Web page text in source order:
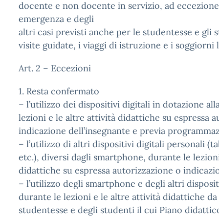
docente e non docente in servizio, ad
emergenza e degli
altri casi previsti anche per le studentesse e gli
visite guidate, i viaggi di istruzione e i soggiorni
Art. 2 – Eccezioni
1. Resta confermato
– l’utilizzo dei dispositivi digitali in dotazione
lezioni e le altre attività didattiche su espressa
indicazione dell’insegnante e previa
– l’utilizzo di altri dispositivi digitali personali
etc.), diversi dagli smartphone, durante le
didattiche su espressa autorizzazione o
– l’utilizzo degli smartphone e degli altri
durante le lezioni e le altre attività didattiche
studentesse e degli studenti il cui Piano